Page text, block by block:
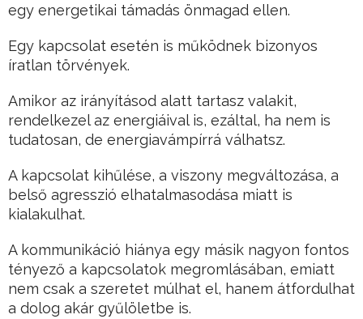
egy energetikai támadás önmagad ellen.
Egy kapcsolat esetén is működnek bizonyos
íratlan törvények.
Amikor az irányításod alatt tartasz valakit,
rendelkezel az energiáival is, ezáltal, ha nem is
tudatosan, de energiavámpírrá válhatsz.
A kapcsolat kihűlése, a viszony megváltozása, a
belső agresszió elhatalmasodása miatt is
kialakulhat.
A kommunikáció hiánya egy másik nagyon fontos
tényező a kapcsolatok megromlásában, emiatt
nem csak a szeretet múlhat el, hanem átfordulhat
a dolog akár gyűlöletbe is.